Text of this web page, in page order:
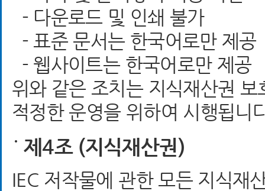
- 다운로드 및 인쇄 불가
- 표준 문서는 한국어로만 제공
- 웹사이트는 한국어로만 제공
위와 같은 조치는 지식재산권
적정한 운영을 위하여 시행됩니
제4조 (지식재산권)
IEC 저작물에 관한 모든 지식재